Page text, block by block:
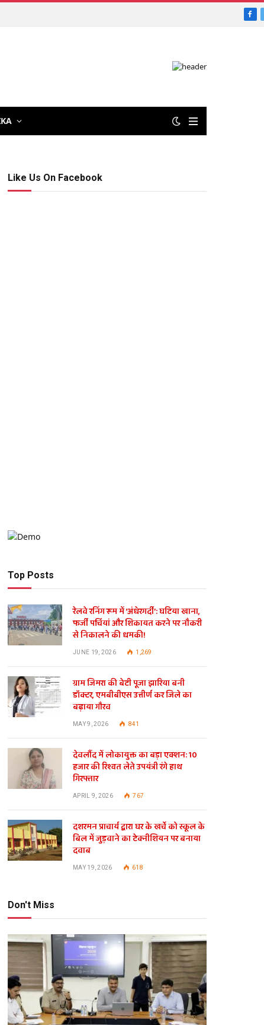
Like Us On Facebook
Top Posts
रेलवे रनिंग रूम में ‘अंधेरगर्दी’: घटिया खाना,
फर्जी पर्चियां और शिकायत करने पर नौकरी
से निकालने की धमकी!
JUNE 19, 2026 1,269
ग्राम जिमरा की बेटी पूजा झारिया बनी
डॉक्टर, एमबीबीएस उत्तीर्ण कर जिले का
बढ़ाया गौरव
MAY 9, 2026 841
देवलौंद में लोकायुक्त का बड़ा एक्शन: 10
हजार की रिश्वत लेते उपयंत्री रंगे हाथ
गिरफ्तार
APRIL 9, 2026 767
दशरमन प्राचार्य द्वारा घर के खर्चे को स्कूल के
बिल में जुड़वाने का टेक्नीशियन पर बनाया
दवाब
MAY 19, 2026 618
Don't Miss